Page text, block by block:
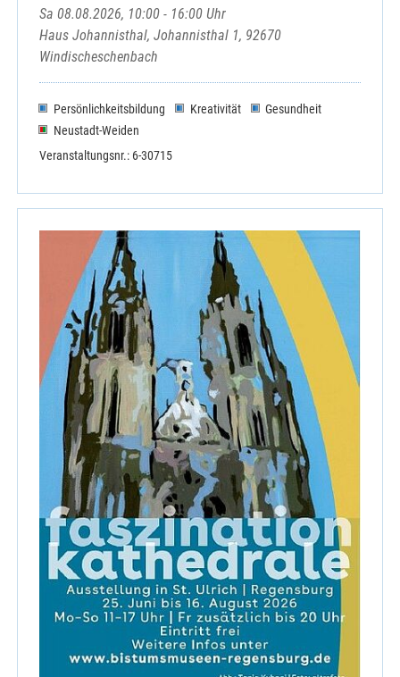
Sa 08.08.2026, 10:00 - 16:00 Uhr
Haus Johannisthal, Johannisthal 1, 92670
Windischeschenbach
Persönlichkeitsbildung Kreativität
Gesundheit
Neustadt-Weiden
Veranstaltungsnr.: 6-30715